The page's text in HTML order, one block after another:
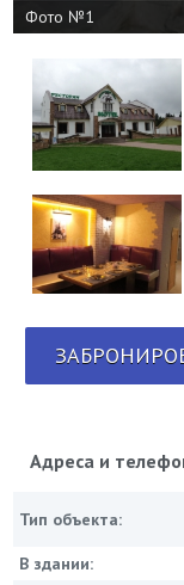
Фото №1
Адреса и
Тип объекта:
В здании: